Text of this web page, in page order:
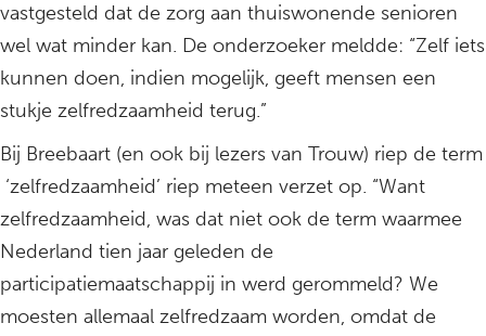
vastgesteld dat de zorg aan thuiswonende senioren
wel wat minder kan. De onderzoeker meldde: “Zelf iets
kunnen doen, indien mogelijk, geeft mensen een
stukje zelfredzaamheid terug.”
Bij Breebaart (en ook bij lezers van Trouw) riep de term
‘zelfredzaamheid’ riep meteen verzet op. “Want
zelfredzaamheid, was dat niet ook de term waarmee
Nederland tien jaar geleden de
participatiemaatschappij in werd gerommeld? We
moesten allemaal zelfredzaam worden, omdat de